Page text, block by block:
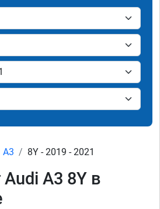
A3 8Y - 2019 - 2021
A3 8Y в